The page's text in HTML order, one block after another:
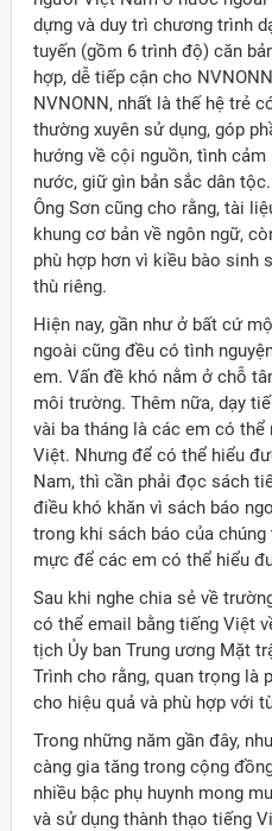
dựng và duy trì chương trình
tuyến (gồm 6 trình độ) căn
hợp, dễ tiếp cận cho
NVNONN, nhất là thế hệ trẻ
thường xuyên sử dụng, góp
hướng về cội nguồn, tình
nước, giữ gìn bản sắc dân tộc.
Ông Sơn cũng cho rằng, tài
khung cơ bản về ngôn ngữ,
phù hợp hơn vì kiều bào sinh
thù riêng.
Hiện nay, gần như ở bất cứ
ngoài cũng đều có tình
em. Vấn đề khó nằm ở chỗ
môi trường. Thêm nữa, dạy
vài ba tháng là các em có
Việt. Nhưng để có thể hiểu
Nam, thì cần phải đọc sách
điều khó khăn vì sách báo
trong khi sách báo của
mực để các em có thể hiểu
Sau khi nghe chia sẻ về
có thể email bằng tiếng Việt
tịch Ủy ban Trung ương Mặt
Trình cho rằng, quan trọng là
cho hiệu quả và phù hợp với
Trong những năm gần đây,
càng gia tăng trong cộng
nhiều bậc phụ huynh mong
và sử dụng thành thạo tiếng